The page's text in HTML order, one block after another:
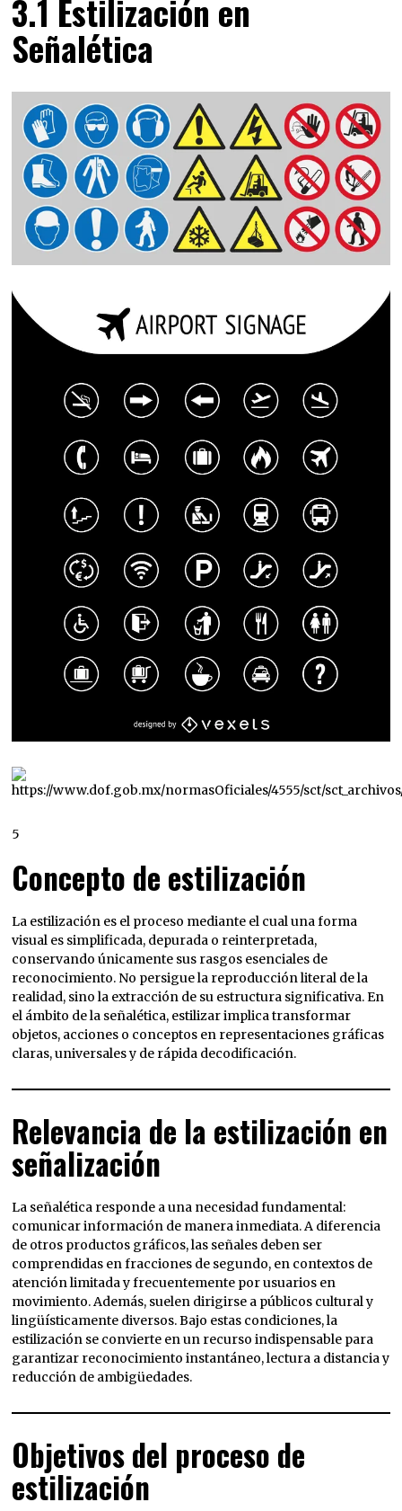
3.1 Estilización en
Señalética
5
Concepto de estilización
La estilización es el proceso mediante el cual una forma
visual es simplificada, depurada o reinterpretada,
conservando únicamente sus rasgos esenciales de
reconocimiento. No persigue la reproducción literal de la
realidad, sino la extracción de su estructura significativa. En
el ámbito de la señalética, estilizar implica transformar
objetos, acciones o conceptos en representaciones gráficas
claras, universales y de rápida decodificación.
Relevancia de la estilización en
señalización
La señalética responde a una necesidad fundamental:
comunicar información de manera inmediata. A diferencia
de otros productos gráficos, las señales deben ser
comprendidas en fracciones de segundo, en contextos de
atención limitada y frecuentemente por usuarios en
movimiento. Además, suelen dirigirse a públicos cultural y
lingüísticamente diversos. Bajo estas condiciones, la
estilización se convierte en un recurso indispensable para
garantizar reconocimiento instantáneo, lectura a distancia y
reducción de ambigüedades.
Objetivos del proceso de
estilización